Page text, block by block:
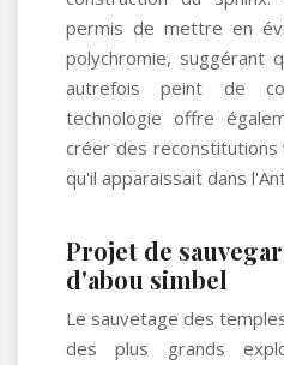
permis de mettre en
polychromie, suggérant
autrefois peint de
technologie offre
créer des reconstitutions
qu'il apparaissait dans
Projet de
d'abou simbel
Le sauvetage des
des plus grands